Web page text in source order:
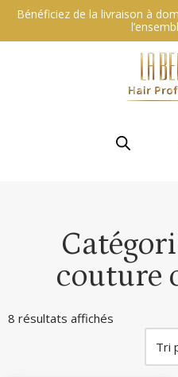
Aller
Bénéficiez de la livraison à
couture
8 résultats affichés